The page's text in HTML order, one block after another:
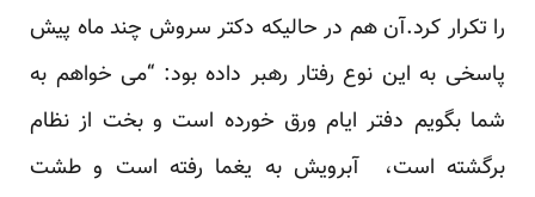
را تکرار کرد.آن هم در حالیکه دکتر سروش چند ماه پیش
پاسخی به این نوع رفتار رهبر داده بود: “می خواهم به
شما بگویم دفتر ایام ورق خورده است و بخت از نظام
برگشته است، آبرویش به یغما رفته است و طشت